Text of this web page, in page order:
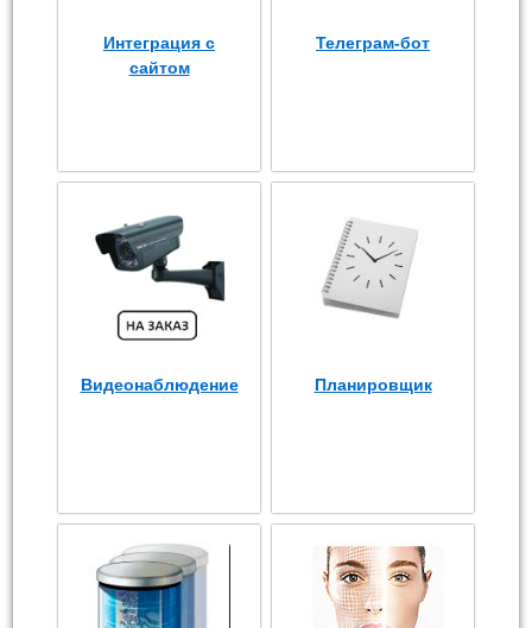
Интеграция с
сайтом
Телеграм-бот
Видеонаблюдение Планировщик